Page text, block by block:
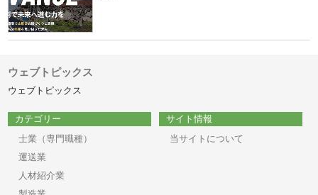
ウェブトピックス
ウェブトピックス
カテゴリー
士業（専門職種）
運送業
人材紹介業
サイト情報
当サイトについて